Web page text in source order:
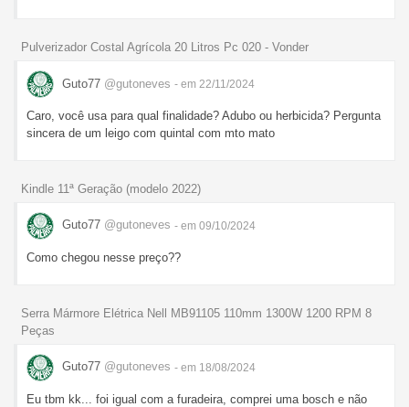
Pulverizador Costal Agrícola 20 Litros Pc 020 - Vonder
Guto77 @gutoneves - em 22/11/2024
Caro, você usa para qual finalidade? Adubo ou herbicida? Pergunta
sincera de um leigo com quintal com mto mato
Kindle 11ª Geração (modelo 2022)
Guto77 @gutoneves - em 09/10/2024
Como chegou nesse preço??
Serra Mármore Elétrica Nell MB91105 110mm 1300W 1200 RPM 8
Peças
Guto77 @gutoneves - em 18/08/2024
Eu tbm kk... foi igual com a furadeira, comprei uma bosch e não